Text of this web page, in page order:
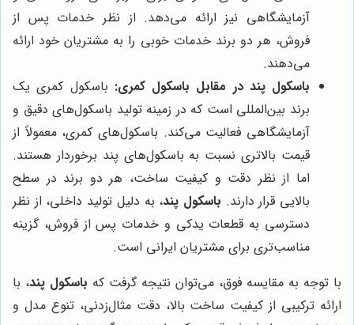
آزمایشگاهی نیز ارائه می‌دهد. از نظر خدمات پس از
فروش، هر دو برند خدمات خوبی را به مشتریان خود ارائه
می‌دهند.
باسکول پند در مقابل باسکول کمری: باسکول کمری یک
برند بین‌المللی است که در زمینه تولید باسکول‌های دقیق و
آزمایشگاهی فعالیت می‌کند. باسکول‌های کمری، معمولاً از
قیمت بالاتری نسبت به باسکول‌های پند برخوردار هستند.
اما از نظر دقت و کیفیت ساخت، هر دو برند در سطح
بالایی قرار دارند. باسکول پند، به دلیل تولید داخلی، از نظر
دسترسی به قطعات یدکی و خدمات پس از فروش، گزینه
مناسب‌تری برای مشتریان ایرانی است.
با توجه به مقایسه فوق، می‌توان نتیجه گرفت که باسکول پند، با
ارائه ترکیبی از کیفیت ساخت بالا، دقت مثال‌زدنی، تنوع مدل و